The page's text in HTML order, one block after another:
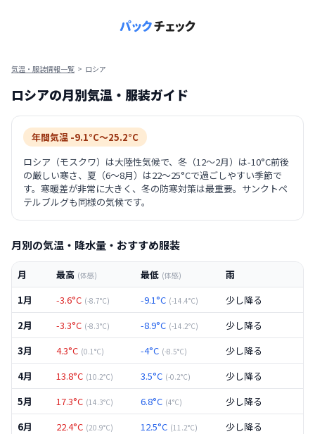
気温・服装情報一覧 > ロシア
ロシアの月別気温・服装ガイド
年間気温 -9.1°C〜25.2°C
ロシア（モスクワ）は大陸性気候で、冬（12〜2月）は-10°C前後
の厳しい寒さ、夏（6〜8月）は22〜25°Cで過ごしやすい季節で
す。寒暖差が非常に大きく、冬の防寒対策は最重要。サンクトペ
テルブルグも同様の気候です。
月別の気温・降水量・おすすめ服装
月 最高 (体感) 最低 (体感)
雨
1月
-3.6°C (-8.7°C) -9.1 °C (-14.4°C)
少し降る
2月
-3.3°C (-8.3°C) -8.9°C (-14.2°C)
少し降る
3月
4.3°C (0.1 °C) -4°C (-8.5°C)
少し降る
4月
13.8°C (10.2°C) 3.5°C (-0.2°C)
少し降る
5月
17.3°C (14.3°C) 6.8°C (4°C)
少し降る
6月
22.4°C (20.9°C) 12.5°C (11.2°C)
少し降る